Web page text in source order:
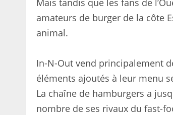
Mais tandis que les fans de
amateurs de burger de la côte
animal.
In-N-Out vend principalement
éléments ajoutés à leur menu
La chaîne de hamburgers a
nombre de ses rivaux du fast-